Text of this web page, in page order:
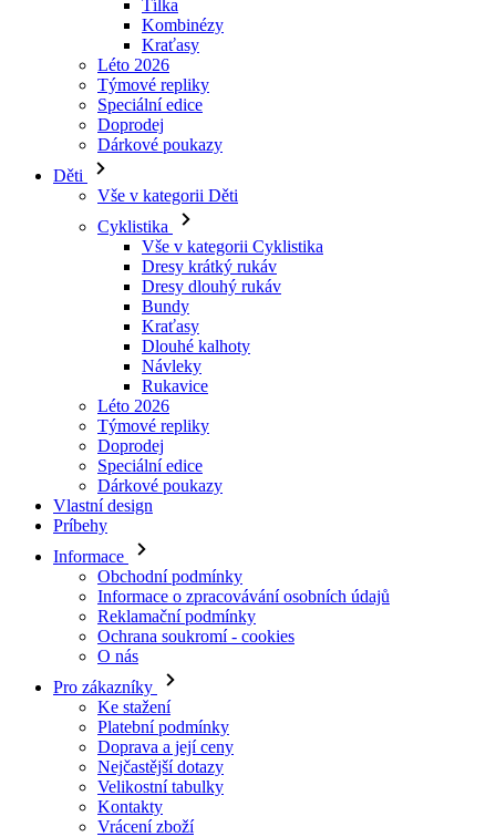
Tílka
Kombinézy
Kraťasy
Léto 2026
Týmové repliky
Speciální edice
Doprodej
Dárkové poukazy
Děti
Vše v kategorii Děti
Cyklistika
Vše v kategorii Cyklistika
Dresy krátký rukáv
Dresy dlouhý rukáv
Bundy
Kraťasy
Dlouhé kalhoty
Návleky
Rukavice
Léto 2026
Týmové repliky
Doprodej
Speciální edice
Dárkové poukazy
Vlastní design
Príbehy
Informace
Obchodní podmínky
Informace o zpracovávání osobních údajů
Reklamační podmínky
Ochrana soukromí - cookies
O nás
Pro zákazníky
Ke stažení
Platební podmínky
Doprava a její ceny
Nejčastější dotazy
Velikostní tabulky
Kontakty
Vrácení zboží